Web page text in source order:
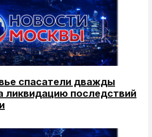
спасатели дважды
ликвидацию последствий